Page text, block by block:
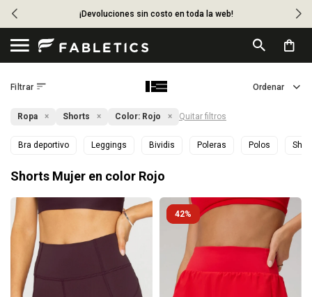
¡Devoluciones sin costo en toda la web!

Ropa Shorts Color: Rojo Quitar filtros
Bra deportivo Leggings Bividis Poleras Polos
Shorts Mujer en color Rojo
42